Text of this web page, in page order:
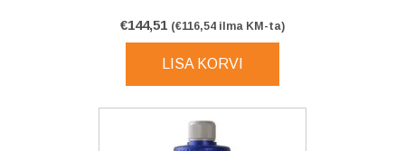
€144,51 (€116,54 ilma KM-ta)
LISA KORVI